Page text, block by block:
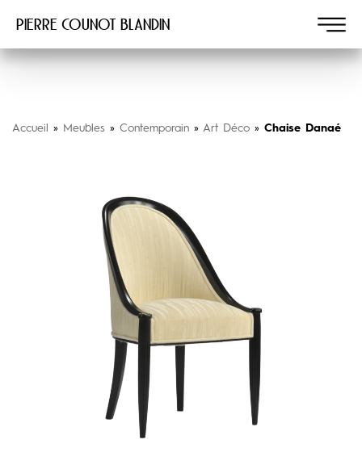
Pierre COUNOT BLANDIN
Accueil » Meubles » Contemporain » Art Déco » Chaise Danaé